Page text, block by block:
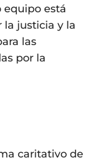
equipo está
justicia y la
las
por la
caritativo de